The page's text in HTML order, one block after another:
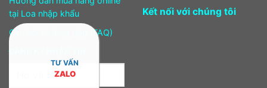
tại Loa nhập khẩu
Câu hỏi thường gặp (FAQ)
Kết nối với chúng tôi
TƯ VẤN
ZALO